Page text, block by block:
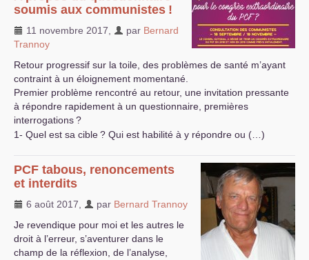
soumis aux communistes !
11 novembre 2017 par Bernard
Trannoy
Retour progressif sur la toile, des problèmes de santé m’ayant
contraint à un éloignement momentané.
Premier problème rencontré au retour, une invitation pressante
à répondre rapidement à un questionnaire, premières
interrogations?
1- Quel est sa cible? Qui est habilité à y répondre ou (…)
PCF tabous, renoncements
et interdits
6 août 2017 par Bernard Trannoy
Je revendique pour moi et les autres le
droit à l’erreur, s’aventurer dans le
champ de la réflexion, de l’analyse,